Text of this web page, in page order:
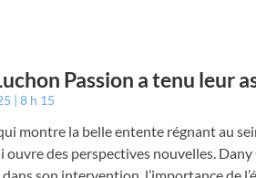
Passion a tenu leur
8 h 15
montre la belle entente régnant au
ouvre des perspectives nouvelles.